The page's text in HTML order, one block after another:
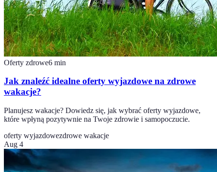
Oferty zdrowe6 min
Jak znaleźć idealne oferty wyjazdowe na zdrowe
wakacje?
Planujesz wakacje? Dowiedz się, jak wybrać oferty wyjazdowe,
które wpłyną pozytywnie na Twoje zdrowie i samopoczucie.
oferty wyjazdowezdrowe wakacje
Aug 4